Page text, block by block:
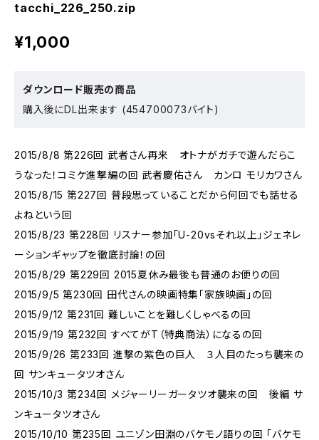
tacchi_226_250.zip
¥1,000
ダウンロード販売の商品
購入後にDL出来ます (454700073バイト)
2015/8/8 第226回 武者さん再来 オトナがガチで遊んだらこ
うなった！コミケ進撃編の回 武者慶佑さん カンロ モリカワさん
2015/8/15 第227回 普段思っていることだから何回でも話せる
よねという回
2015/8/23 第228回 リスナー参加「U-20vsそれ以上」ジェネレ
ーションギャップを徹底討論！の回
2015/8/29 第229回 2015夏休み最後も普通のお便りの回
2015/9/5 第230回 田代さんの映画特集「家族映画」の回
2015/9/12 第231回 難しいことを難しくしゃべるの回
2015/9/19 第232回 すべてがT（特典商法）になるの回
2015/9/26 第233回 進撃の紫色の巨人 ３人目のたっち襲来の
回 サンキュータツオさん
2015/10/3 第234回 メジャーリーガータツオ襲来の回 後編 サ
ンキュータツオさん
2015/10/10 第235回 ユニゾン田淵のバケモノ語りの回 「バケモ